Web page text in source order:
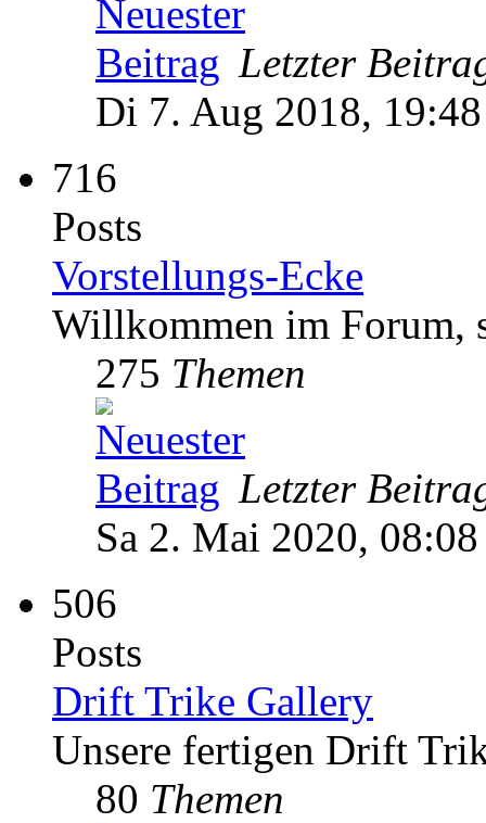
Letzter
Di 7. Aug 2018, 19:48
716
Posts
Vorstellungs-Ecke
Willkommen im Forum,
275 Themen
Letzter
Sa 2. Mai 2020, 08:08
506
Posts
Drift Trike Gallery
Unsere fertigen Drift
80 Themen